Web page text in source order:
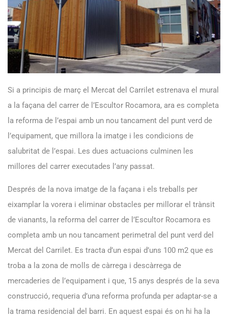
Si a principis de març el Mercat del Carrilet estrenava el mural
a la façana del carrer de l’Escultor Rocamora, ara es completa
la reforma de l’espai amb un nou tancament del punt verd de
l’equipament, que millora la imatge i les condicions de
salubritat de l’espai. Les dues actuacions culminen les
millores del carrer executades l’any passat.
Després de la nova imatge de la façana i els treballs per
eixamplar la vorera i eliminar obstacles per millorar el trànsit
de vianants, la reforma del carrer de l’Escultor Rocamora es
completa amb un nou tancament perimetral del punt verd del
Mercat del Carrilet. Es tracta d’un espai d’uns 100 m2 que es
troba a la zona de molls de càrrega i descàrrega de
mercaderies de l’equipament i que, 15 anys després de la seva
construcció, requeria d’una reforma profunda per adaptar-se a
la trama residencial del barri. En aquest espai és on hi ha la